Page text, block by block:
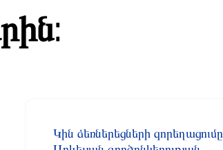
Կին ձեռներեցների զորեղացումը